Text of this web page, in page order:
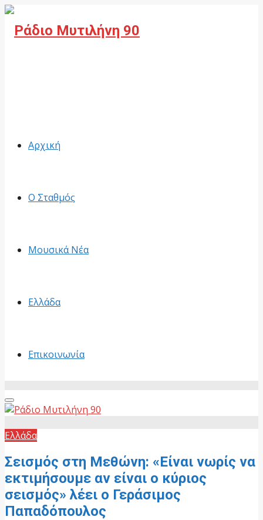
Αρχική
Ο Σταθμός
Μουσικά Νέα
Ελλάδα
Επικοινωνία
Primary
Menu
Ελλάδα
Σεισμός στη Μεθώνη: «Είναι νωρίς να
εκτιμήσουμε αν είναι ο κύριος
σεισμός» λέει ο Γεράσιμος
Παπαδόπουλος